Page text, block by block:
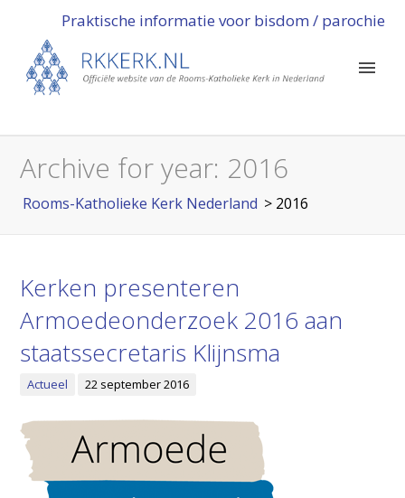
Praktische informatie voor bisdom / parochie
Archive for year: 2016
Rooms-Katholieke Kerk Nederland > 2016
Kerken presenteren
Armoedeonderzoek 2016 aan
staatssecretaris Klijnsma
Actueel 22 september 2016